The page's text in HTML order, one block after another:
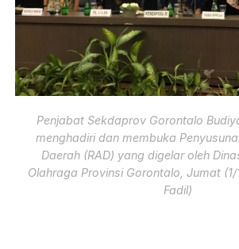
Penjabat Sekdaprov Gorontalo
menghadiri dan membuka
Daerah (RAD) yang digelar oleh
Olahraga Provinsi Gorontalo, Jumat
Fadil)